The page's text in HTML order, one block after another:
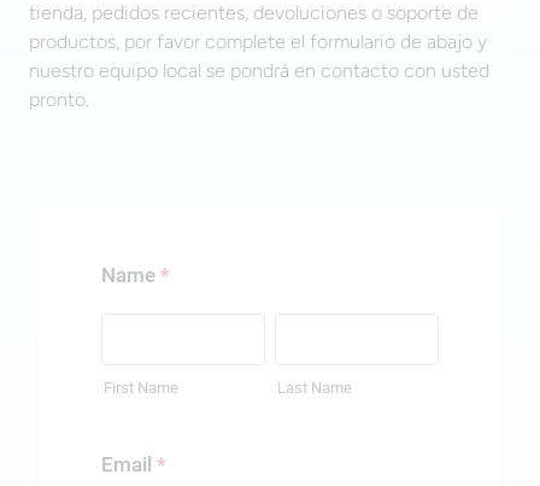
tienda, pedidos recientes, devoluciones o soporte de
productos, por favor complete el formulario de abajo y
nuestro equipo local se pondrá en contacto con usted
pronto.